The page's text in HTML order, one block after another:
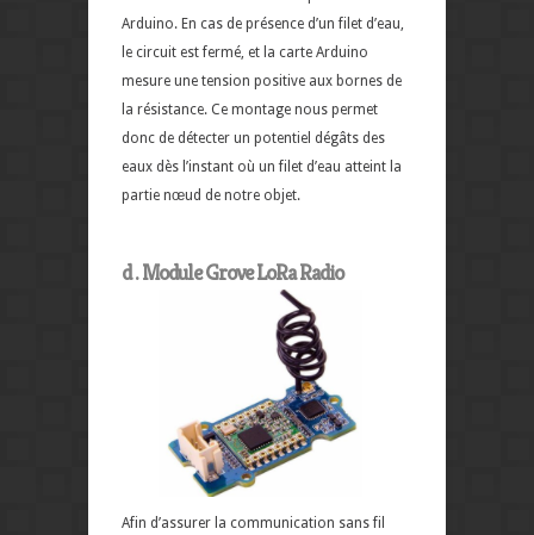
Arduino. En cas de présence d’un filet d’eau,
le circuit est fermé, et la carte Arduino
mesure une tension positive aux bornes de
la résistance. Ce montage nous permet
donc de détecter un potentiel dégâts des
eaux dès l’instant où un filet d’eau atteint la
partie nœud de notre objet.
d . Module Grove LoRa Radio
Afin d’assurer la communication sans fil